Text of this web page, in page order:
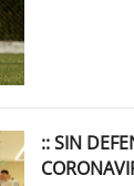
:: SIN